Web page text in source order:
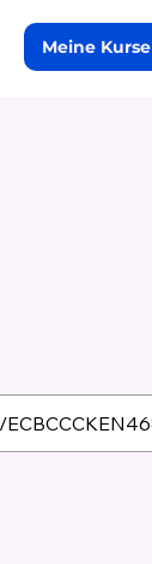
Meine Kurse